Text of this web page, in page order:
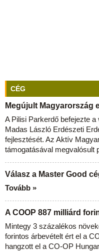
CÉG
Megújult Magyarország
A Pilisi Parkerdő befejezte
Madas László Erdészeti
fejlesztését. Az Aktív
támogatásával megvalósult
Válasz a Master Good
Tovább »
A COOP 887 milliárd
Mintegy 3 százalékos
forintos árbevételt ért el a
hangzott el a CO-OP